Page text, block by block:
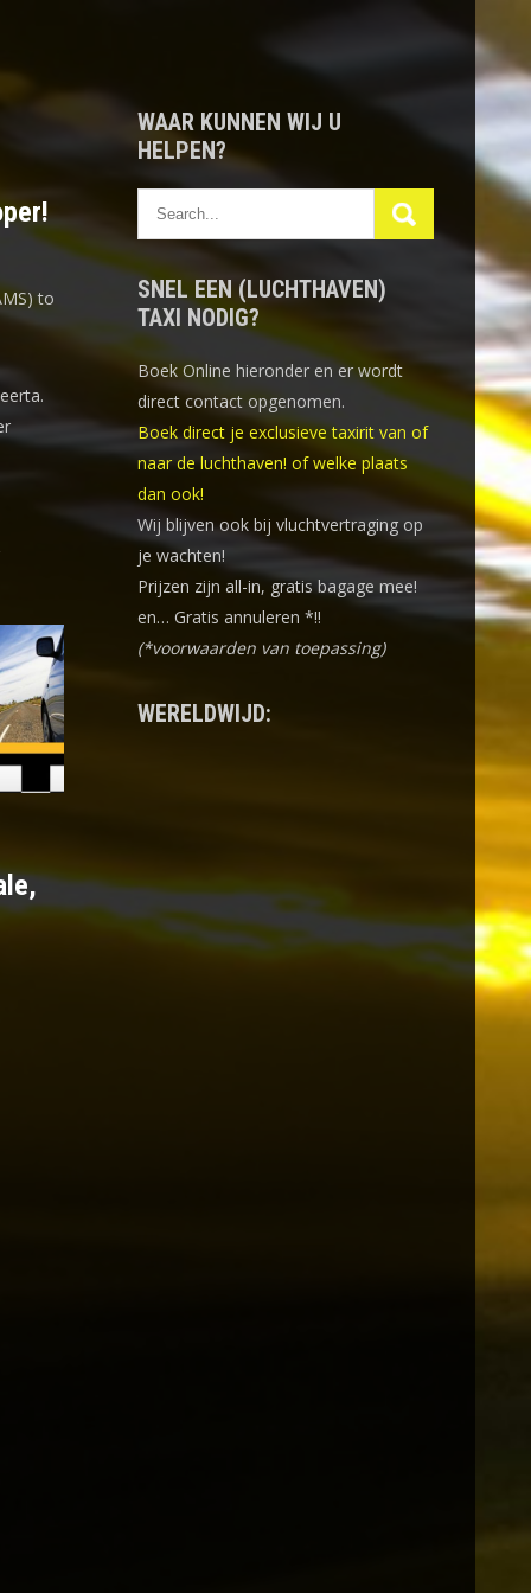
to
WAAR KUNNEN WIJ U
HELPEN?
SNEL EEN (LUCHTHAVEN)
TAXI NODIG?
Boek Online hieronder en er wordt
direct contact opgenomen.
Boek direct je exclusieve taxirit van of
naar de luchthaven! of welke plaats
dan ook!
Wij blijven ook bij vluchtvertraging op
je wachten!
Prijzen zijn all-in, gratis bagage mee!
en… Gratis annuleren *!!
(*voorwaarden van toepassing)
WERELDWIJD: